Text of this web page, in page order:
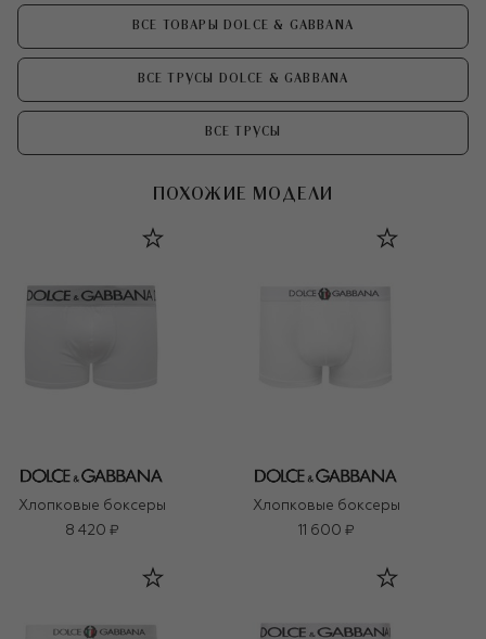
ВСЕ ТОВАРЫ DOLCE & GABBANA
ВСЕ ТРУСЫ DOLCE & GABBANA
ВСЕ ТРУСЫ
ПОХОЖИЕ МОДЕЛИ
Хлопковые боксеры
8 420 ₽
Хлопковые боксеры
11 600 ₽